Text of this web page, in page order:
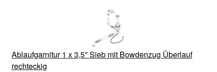
Ablaufgarnitur 1 x 3,5'' Sieb mit Bowdenzug Überlauf
rechteckig